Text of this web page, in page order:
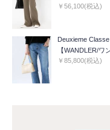
￥56,100(税込)
Deuxieme Classe
￥85,800(税込)